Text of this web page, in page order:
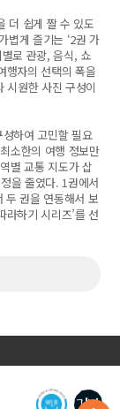
더 쉽게 짤 수 있도
볍게 즐기는 ‘2권 가
로 관광, 음식, 쇼
행자의 선택의 폭을
시원한 사진 구성이
하여 고민할 필요
소한의 여행 정보만
별 교통 지도가 삽
을 줄였다. 1권에서
두 권을 연동해서 보
하기 시리즈’를 선